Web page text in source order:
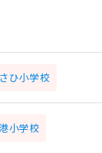
ひ小学校
小学校